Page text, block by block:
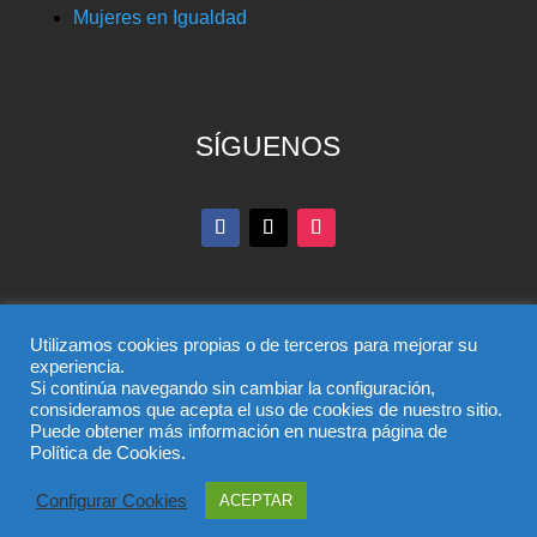
Mujeres en Igualdad
SÍGUENOS
© Partido Popular de Toledo – C/ Colombia, 6, 45004,
Toledo, Teléfono 925 285 528
lapolítica de privacidady lapolítica de cookies
Utilizamos cookies propias o de terceros para mejorar su
experiencia.
Si continúa navegando sin cambiar la configuración,
consideramos que acepta el uso de cookies de nuestro sitio.
Puede obtener más información en nuestra página de
Política de Cookies.
Configurar Cookies ACEPTAR